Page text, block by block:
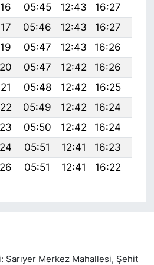
05:45 12:43 16:27
05:46 12:43 16:27
05:47 12:43 16:26
05:47 12:42 16:26
05:48 12:42 16:25
05:49 12:42 16:24
05:50 12:42 16:24
05:51 12:41 16:23
05:51 12:41 16:22
Sarıyer Merkez Mahallesi, Şehit